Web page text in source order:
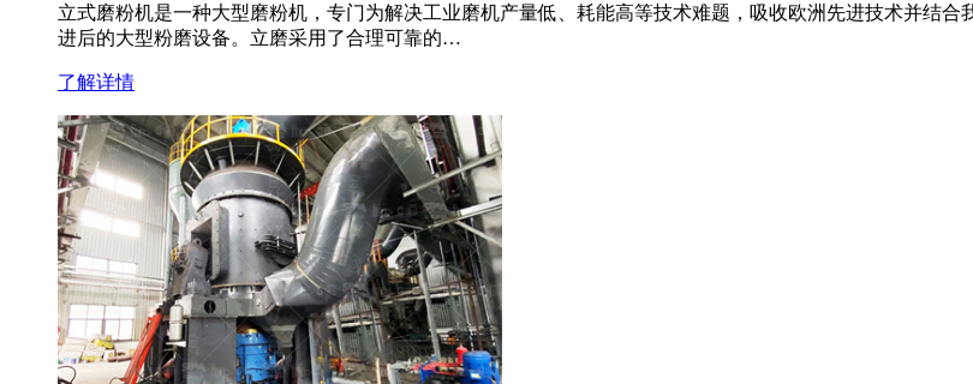
立式磨粉机是一种大型磨粉机，专门为解决工业磨机产量低、耗能高等技术难题，吸收欧洲先进技术并结
进后的大型粉磨设备。立磨采用了合理可靠的…
了解详情